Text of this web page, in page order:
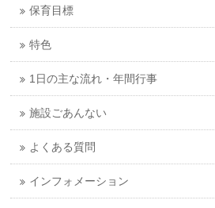
保育目標
特色
1日の主な流れ・年間行事
施設ごあんない
よくある質問
インフォメーション